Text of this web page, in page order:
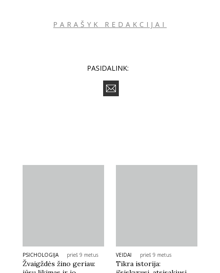
PARAŠYK REDAKCIJAI
PASIDALINK:
PSICHOLOGIJA prieš 9 metus
Žvaigždės žino geriau:
VEIDAI prieš 9 metus
Tikra istorija: